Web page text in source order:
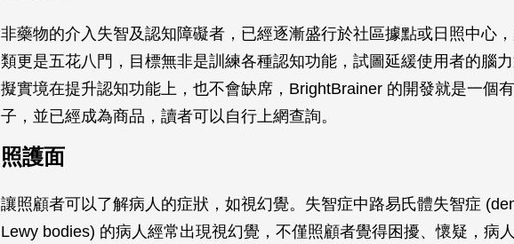
非藥物的介入失智及認知障礙者，已經逐漸盛行於社區據點或日照中心
類更是五花八門，目標無非是訓練各種認知功能，試圖延緩使用者的腦
擬實境在提升認知功能上，也不會缺席，BrightBrainer 的開發就是一個
子，並已經成為商品，讀者可以自行上網查詢。
照護面
讓照顧者可以了解病人的症狀，如視幻覺。失智症中路易氏體失智症
Lewy bodies) 的病人經常出現視幻覺，不僅照顧者覺得困擾、懷疑，病